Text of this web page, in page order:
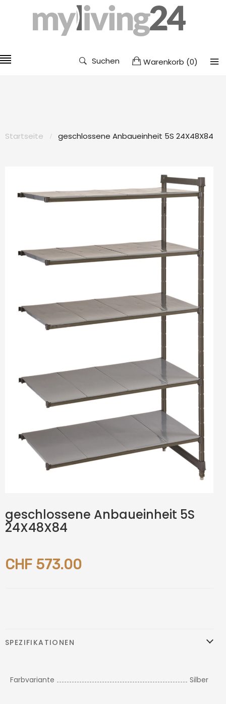
Suchen Warenkorb (0)
Startseite geschlossene Anbaueinheit 5S 24X48X84
geschlossene Anbaueinheit 5S
24X48X84
CHF 573.00
SPEZIFIKATIONEN
Farbvariante Silber